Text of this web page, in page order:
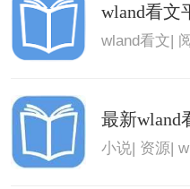
wland看文
wland看文|
最新wland
小说 资源 |